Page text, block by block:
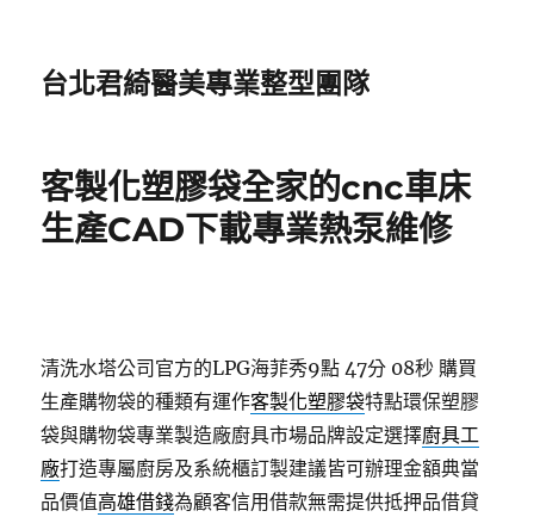
台北君綺醫美專業整型團隊
客製化塑膠袋全家的cnc車床
生產CAD下載專業熱泵維修
清洗水塔公司官方的LPG海菲秀9點 47分 08秒 購買
生產購物袋的種類有運作客製化塑膠袋特點環保塑膠
袋與購物袋專業製造廠廚具市場品牌設定選擇廚具工
廠打造專屬廚房及系統櫃訂製建議皆可辦理金額典當
品價值高雄借錢為顧客信用借款無需提供抵押品借貸